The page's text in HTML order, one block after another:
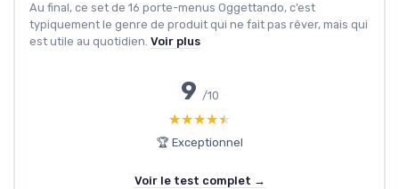
Au final, ce set de 16 porte-menus Oggettando, c’est
typiquement le genre de produit qui ne fait pas rêver, mais qui
est utile au quotidien. Voir plus
9 /10
★★★★★
★★★★★
🏆 Exceptionnel
Voir le test complet →